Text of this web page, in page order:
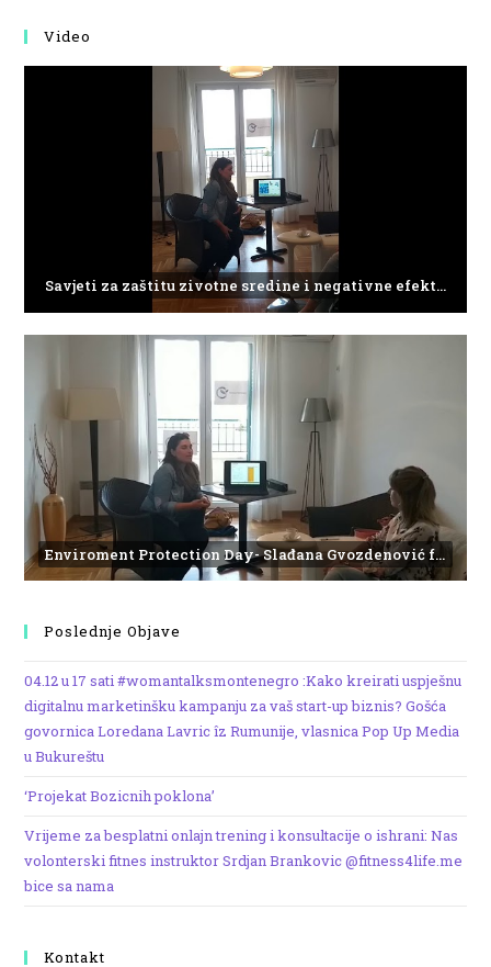
Video
Savjeti za zaštitu zivotne sredine i negativne efekte plasticnog otpada
Enviroment Protection Day- Slađana Gvozdenović from the Institute of Marine Biology
Poslednje Objave
04.12 u 17 sati #womantalksmontenegro :Kako kreirati uspješnu
digitalnu marketinšku kampanju za vaš start-up biznis? Gošća
govornica Loredana Lavric îz Rumunije, vlasnica Pop Up Media
u Bukureštu
‘Projekat Bozicnih poklona’
Vrijeme za besplatni onlajn trening i konsultacije o ishrani: Nas
volonterski fitnes instruktor Srdjan Brankovic @fitness4life.me
bice sa nama
Kontakt